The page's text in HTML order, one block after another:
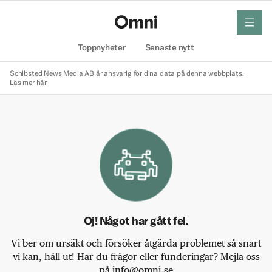
Toppnyheter Senaste nytt
meny
Schibsted News Media AB är ansvarig för dina data på denna webbplats.
Läs mer här
Oj! Något har gått fel.
Vi ber om ursäkt och försöker åtgärda problemet så snart
vi kan, håll ut! Har du frågor eller funderingar? Mejla oss